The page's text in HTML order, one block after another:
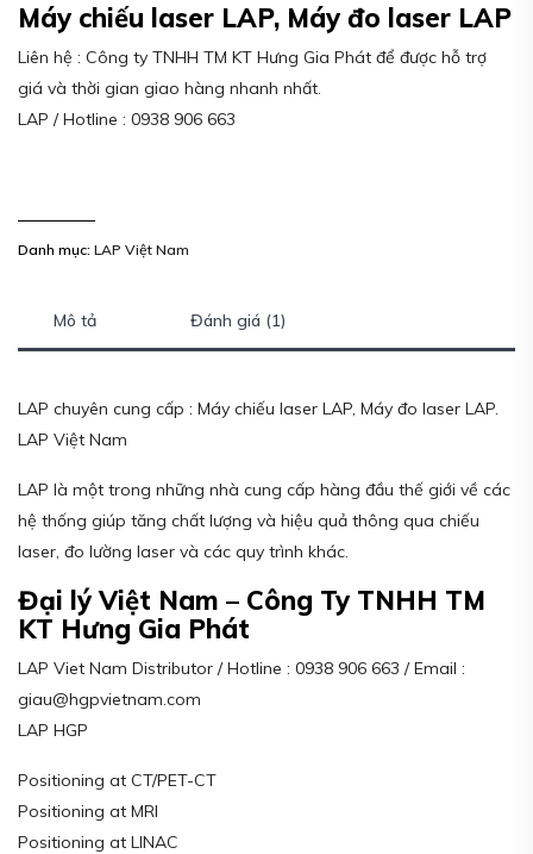
Máy chiếu laser LAP, Máy đo laser LAP
Liên hệ : Công ty TNHH TM KT Hưng Gia Phát để được hỗ trợ
giá và thời gian giao hàng nhanh nhất.
LAP / Hotline : 0938 906 663
Danh mục: LAP Việt Nam
Mô tả Đánh giá (1)
LAP chuyên cung cấp : Máy chiếu laser LAP, Máy đo laser LAP.
LAP Việt Nam
LAP là một trong những nhà cung cấp hàng đầu thế giới về các
hệ thống giúp tăng chất lượng và hiệu quả thông qua chiếu
laser, đo lường laser và các quy trình khác.
Đại lý Việt Nam – Công Ty TNHH TM
KT Hưng Gia Phát
LAP Viet Nam Distributor / Hotline : 0938 906 663 / Email :
giau@hgpvietnam.com
LAP HGP
Positioning at CT/PET-CT
Positioning at MRI
Positioning at LINAC